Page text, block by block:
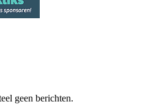
geen berichten.